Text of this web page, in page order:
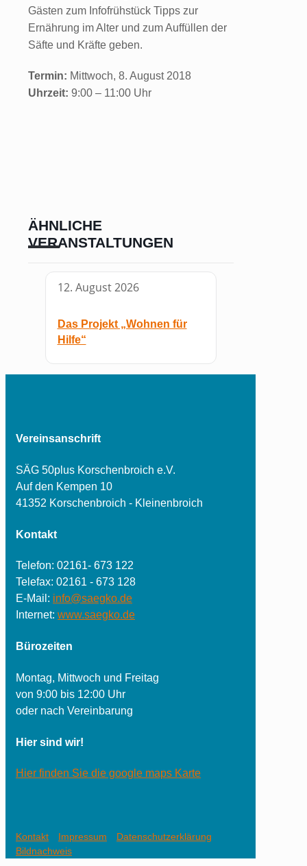
Gästen zum Infofrühstück Tipps zur
Ernährung im Alter und zum Auffüllen der
Säfte und Kräfte geben.
Termin: Mittwoch, 8. August 2018
Uhrzeit: 9:00 – 11:00 Uhr
ÄHNLICHE
VERANSTALTUNGEN
12. August 2026
Das Projekt „Wohnen für
Hilfe“
Vereinsanschrift
SÄG 50plus Korschenbroich e.V.
Auf den Kempen 10
41352 Korschenbroich - Kleinenbroich
Kontakt
Telefon: 02161- 673 122
Telefax: 02161 - 673 128
E-Mail: info@saegko.de
Internet: www.saegko.de
Bürozeiten
Montag, Mittwoch und Freitag
von 9:00 bis 12:00 Uhr
oder nach Vereinbarung
Hier sind wir!
Hier finden Sie die google maps Karte
Kontakt Impressum
Datenschutzerklärung
Bildnachweis